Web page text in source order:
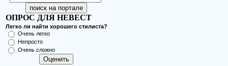
ОПРОС ДЛЯ НЕВЕСТ
Легко ли найти хорошего стилиста?
Очень легко
Непросто
Очень сложно